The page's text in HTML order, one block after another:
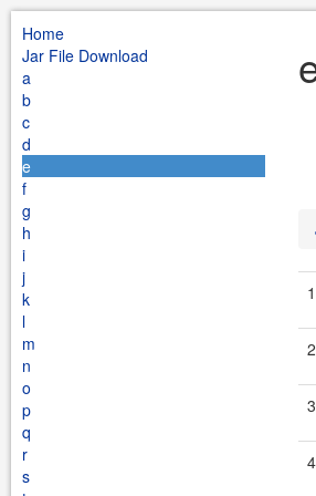
Home
Jar File Download
a
b
c
d
e
f
g
h
i
j
k
l
m
n
o
p
q
r
s